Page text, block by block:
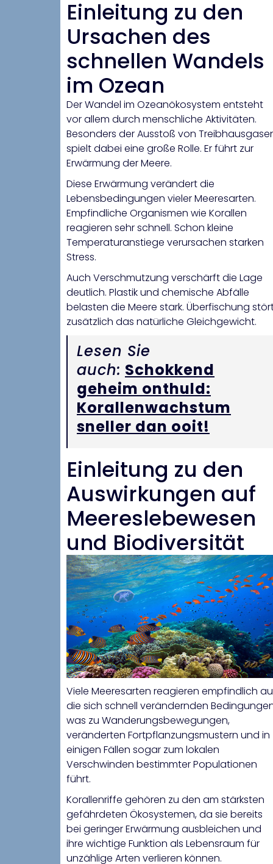
Einleitung zu den
Ursachen des
schnellen Wandels
im Ozean
Der Wandel im Ozeanökosystem entsteht
vor allem durch menschliche Aktivitäten.
Besonders der Ausstoß von
spielt dabei eine große Rolle. Er führt zur
Erwärmung der Meere.
Diese Erwärmung verändert die
Lebensbedingungen vieler Meeresarten.
Empfindliche Organismen wie Korallen
reagieren sehr schnell. Schon kleine
Temperaturanstiege verursachen starken
Stress.
Auch Verschmutzung verschärft die Lage
deutlich. Plastik und chemische Abfälle
belasten die Meere stark. Überfischung
zusätzlich das natürliche Gleichgewicht.
Lesen Sie
auch: Schokkend
geheim onthuld:
Korallenwachstum
sneller dan ooit!
Einleitung zu den
Auswirkungen auf
Meereslebewesen
und Biodiversität
Viele Meeresarten reagieren empfindlich
die sich schnell verändernden
was zu Wanderungsbewegungen,
veränderten Fortpflanzungsmustern und in
einigen Fällen sogar zum lokalen
Verschwinden bestimmter Populationen
führt.
Korallenriffe gehören zu den am stärksten
gefährdeten Ökosystemen, da sie bereits
bei geringer Erwärmung ausbleichen und
ihre wichtige Funktion als Lebensraum für
unzählige Arten verlieren können.